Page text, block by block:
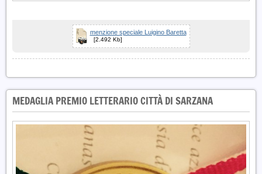
menzione speciale Luigino Baretta
[2.492 Kb]
MEDAGLIA PREMIO LETTERARIO CITTÀ DI SARZANA